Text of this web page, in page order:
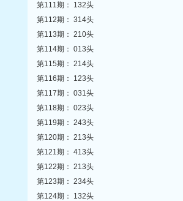
第111期： 132头
第112期： 314头
第113期： 210头
第114期： 013头
第115期： 214头
第116期： 123头
第117期： 031头
第118期： 023头
第119期： 243头
第120期： 213头
第121期： 413头
第122期： 213头
第123期： 234头
第124期： 132头